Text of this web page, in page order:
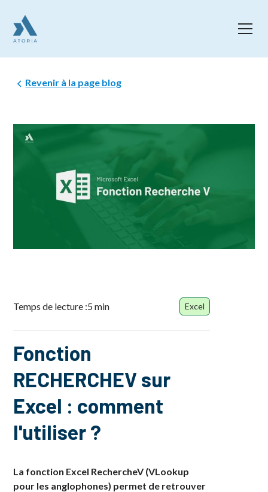
Revenir à la page blog
Temps de lecture :5 min Excel
Fonction
RECHERCHEV sur
Excel : comment
l'utiliser ?
La fonction Excel RechercheV (VLookup
pour les anglophones) permet de retrouver